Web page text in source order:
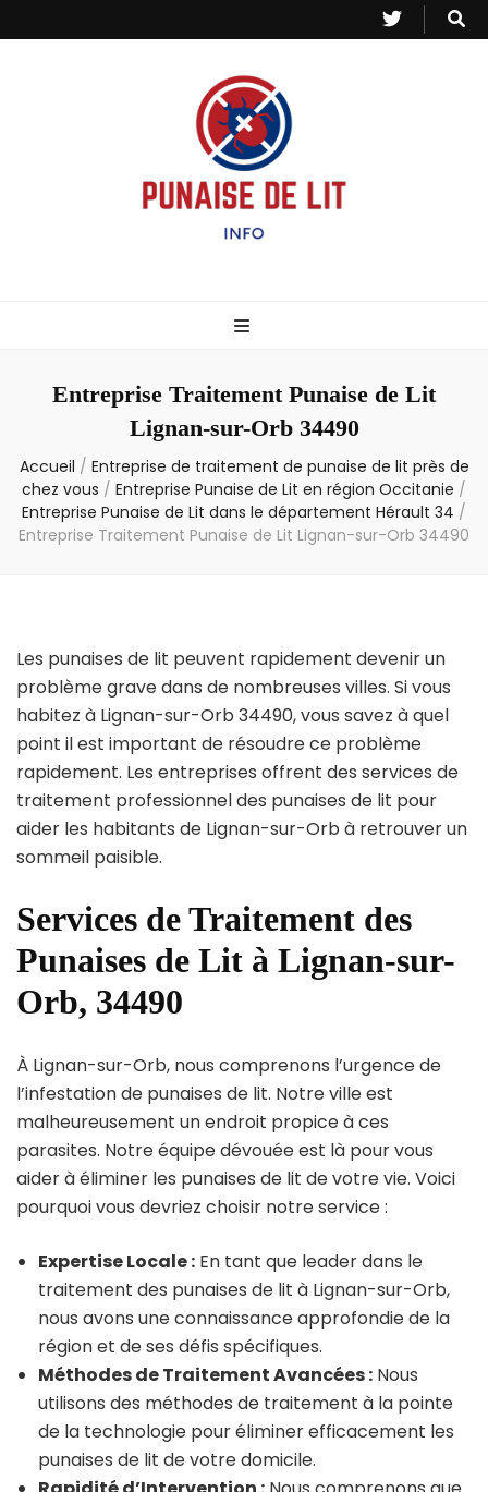
– Info
Entreprise Traitement Punaise de Lit
Lignan-sur-Orb 34490
Accueil / Entreprise de traitement de punaise de lit près de
chez vous / Entreprise Punaise de Lit en région Occitanie /
Entreprise Punaise de Lit dans le département Hérault 34 /
Entreprise Traitement Punaise de Lit Lignan-sur-Orb 34490
Les punaises de lit peuvent rapidement devenir un
problème grave dans de nombreuses villes. Si vous
habitez à Lignan-sur-Orb 34490, vous savez à quel
point il est important de résoudre ce problème
rapidement. Les entreprises offrent des services de
traitement professionnel des punaises de lit pour
aider les habitants de Lignan-sur-Orb à retrouver un
sommeil paisible.
Services de Traitement des
Punaises de Lit à Lignan-sur-
Orb, 34490
À Lignan-sur-Orb, nous comprenons l’urgence de
l’infestation de punaises de lit. Notre ville est
malheureusement un endroit propice à ces
parasites. Notre équipe dévouée est là pour vous
aider à éliminer les punaises de lit de votre vie. Voici
pourquoi vous devriez choisir notre service :
Expertise Locale : En tant que leader dans le
traitement des punaises de lit à Lignan-sur-Orb,
nous avons une connaissance approfondie de la
région et de ses défis spécifiques.
Méthodes de Traitement Avancées : Nous
utilisons des méthodes de traitement à la pointe
de la technologie pour éliminer efficacement les
punaises de lit de votre domicile.